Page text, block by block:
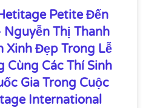
Petite Đến
Thị Thanh
Xinh Đẹp Trong Lễ
Cùng Các Thí Sinh
Gia Trong Cuộc
International